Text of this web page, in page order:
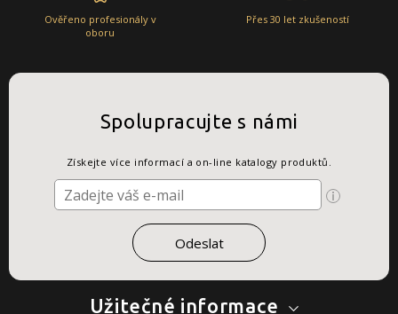
Ověřeno profesionály v
oboru
Přes 30 let zkušeností
Užitečné informace
Spolupracujte s námi
Získejte více informací a on-line katalogy produktů.